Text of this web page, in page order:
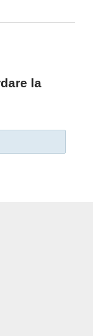
di casi
delle
sistematico
parametri
i
la
il time-